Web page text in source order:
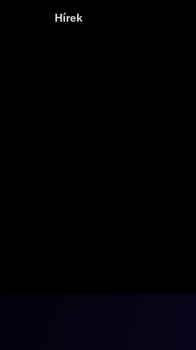
Hírek